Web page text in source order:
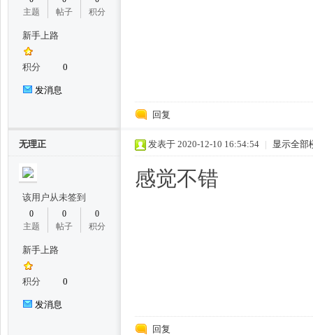
主题
帖子
积分
新手上路
积分 0
发消息
回复
无理正
该用户从未签到
0
主题
0
帖子
0
积分
新手上路
积分 0
发消息
发表于 2020-12-10 16:54:54 | 显示全部
感觉不错
回复